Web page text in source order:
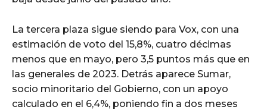
La tercera plaza sigue siendo para Vox, con una
estimación de voto del 15,8%, cuatro décimas
menos que en mayo, pero 3,5 puntos más que en
las generales de 2023. Detrás aparece Sumar,
socio minoritario del Gobierno, con un apoyo
calculado en el 6,4%, poniendo fin a dos meses